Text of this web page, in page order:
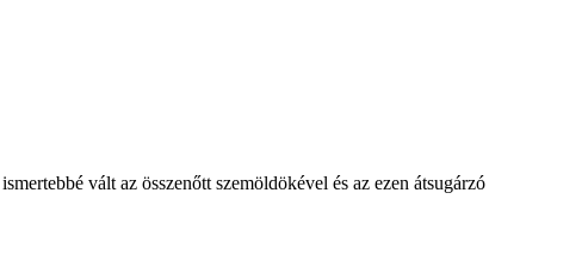
vált az összenőtt szemöldökével és az ezen átsugárzó